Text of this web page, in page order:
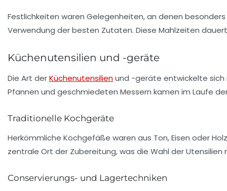
Festlichkeiten waren Gelegenheiten, an denen
Verwendung der besten Zutaten. Diese Mahlzeiten
Küchenutensilien und -geräte
Die Art derKüchenutensilienund -geräte entwickelte sich
Pfannen und geschmiedeten Messern kamen im Laufe
Traditionelle Kochgeräte
Herkömmliche Kochgefäße waren aus Ton, Eisen oder
zentrale Ort der Zubereitung, was die Wahl der
Conservierungs- und Lagertechniken